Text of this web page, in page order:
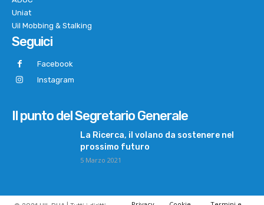
Uniat
Uil Mobbing & Stalking
Seguici
Facebook
Instagram
Il punto del Segretario Generale
La Ricerca, il volano da sostenere nel
prossimo futuro
5 Marzo 2021